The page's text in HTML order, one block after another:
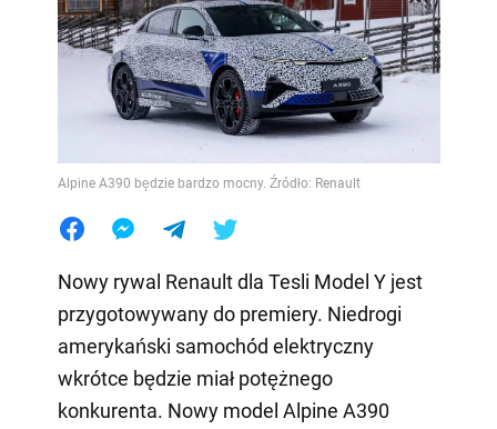
Alpine A390 będzie bardzo mocny. Źródło: Renault
Nowy rywal Renault dla Tesli Model Y jest
przygotowywany do premiery. Niedrogi
amerykański samochód elektryczny
wkrótce będzie miał potężnego
konkurenta. Nowy model Alpine A390